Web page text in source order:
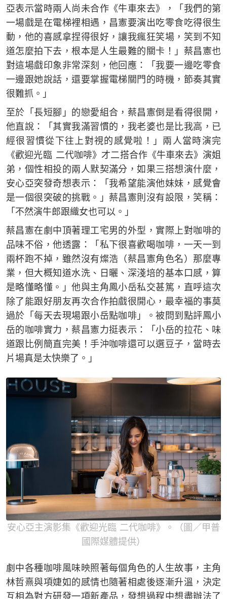
亞表示當時兩人尚未合作《牛車來去》，「我們的第
一場戲是在電梯裡相遇，昌憲要演出吃零食吃得很生
動，他的喜感拿捏得很好，讓我瘋狂笑場，笑到不知
道怎麼拍下去，根本是人生最難的關卡！」蔡昌憲也
對這場戲印象非常深刻，他回應：「我要一邊吃零食
一邊跟她說話，還要掌握電梯關門的時機，節奏其實
很難抓。」
至於「長短腳」的戀愛組合，蔡昌憲倒是看得很開，
他直說：「其實我滿習慣的，我老婆也是比我高，已
經很習慣從下往上對視的感覺啦！」兩人當時演完
《歡迎光臨 二代咖啡》才二搭合作《牛車來去》演姐
弟，個性相投的兩人默契滿分，如果三搭想演什麼，
安心亞突發奇想表示：「我希望能演他妹妹，感覺會
是一個很突破的挑戰。」蔡昌憲則沒有設限，笑稱：
「不然演牛郎跟織女也可以。」
蔡昌憲在劇中頂著理工宅男的外型，實際上對咖啡的
品味不俗，他透露：「私下很喜歡喝咖啡，一天一到
兩杯跑不掉，雖然沒有燦浩（蔡昌憲角色名）那麼專
業，但大概知道水洗、日曬、深淺培的基本口感，算
是略懂略懂。」他與主角鳳小岳私交甚篤，直呼這次
除了能跟好朋友再次合作拍戲很開心，最幸福的事莫
過於「每天去現場跟小岳點咖啡」。被問到點評鳳小
岳的咖啡實力，蔡昌憲力挺表示：「小岳的拉花、味
道跟比例簡直完美！手沖咖啡還可以選豆子，當時去
片場真是太快樂了。」
安心亞主演影集《歡迎光臨 二代咖啡》。（圖／甲普
國際媒體提供）
劇中各種咖啡風味映照著每個角色的人生故事，主角
林哲熹與項婕如的感情也隨著相處後逐漸升溫，決定
互相為對方研發一項新產品，發想過程中想盡辦法了